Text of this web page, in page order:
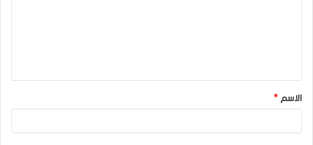
ق
*الاسم *